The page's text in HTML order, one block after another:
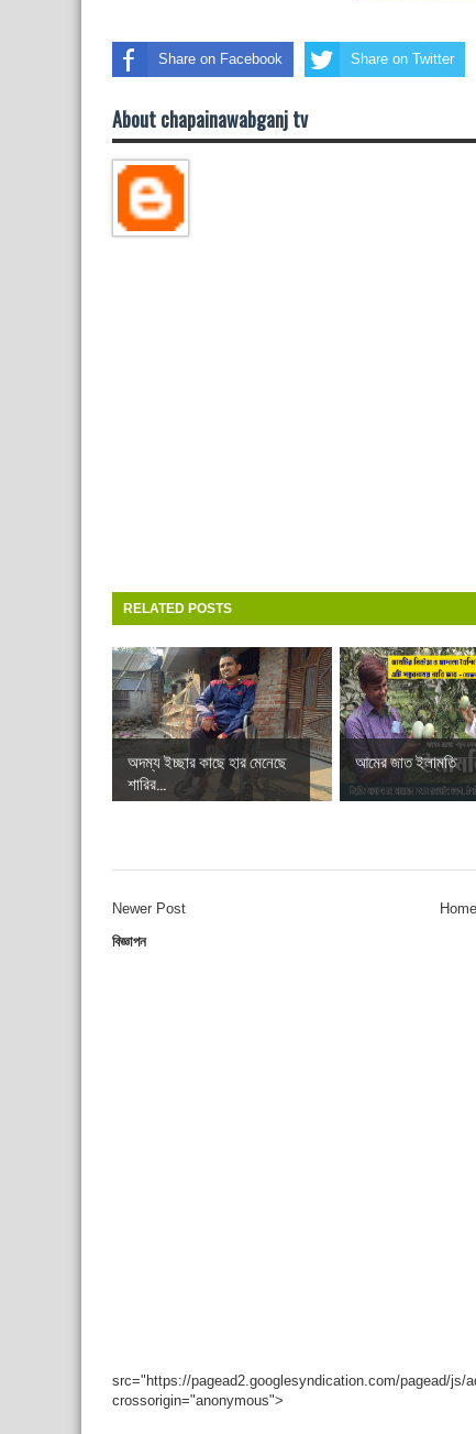
Share on Facebook Share on Twitter
About chapainawabganj tv
RELATED POSTS
অদম্য ইচ্ছার কাছে হার মেনেছে
শারির...
আমের জাত ইলামতি
Newer Post
Home
বিজ্ঞাপন
src="https://pagead2.googlesyndication.com/pagead/js/
crossorigin="anonymous">